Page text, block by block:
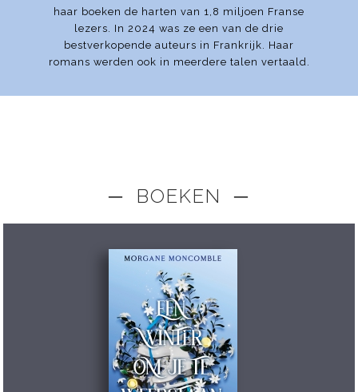
haar boeken de harten van 1,8 miljoen Franse
lezers. In 2024 was ze een van de drie
bestverkopende auteurs in Frankrijk. Haar
romans werden ook in meerdere talen vertaald.
─ BOEKEN ─